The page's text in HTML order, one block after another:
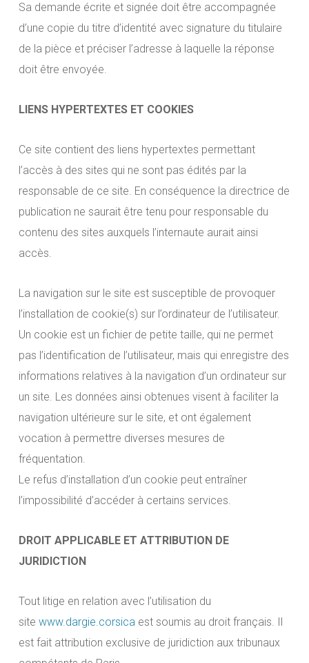
Sa demande écrite et signée doit être accompagnée
d’une copie du titre d’identité avec signature du titulaire
de la pièce et préciser l’adresse à laquelle la réponse
doit être envoyée.
LIENS HYPERTEXTES ET COOKIES
Ce site contient des liens hypertextes permettant
l’accès à des sites qui ne sont pas édités par la
responsable de ce site. En conséquence la directrice de
publication ne saurait être tenu pour responsable du
contenu des sites auxquels l’internaute aurait ainsi
accès.
La navigation sur le site est susceptible de provoquer
l’installation de cookie(s) sur l’ordinateur de l’utilisateur.
Un cookie est un fichier de petite taille, qui ne permet
pas l’identification de l’utilisateur, mais qui enregistre des
informations relatives à la navigation d’un ordinateur sur
un site. Les données ainsi obtenues visent à faciliter la
navigation ultérieure sur le site, et ont également
vocation à permettre diverses mesures de
fréquentation.
Le refus d’installation d’un cookie peut entraîner
l’impossibilité d’accéder à certains services.
DROIT APPLICABLE ET ATTRIBUTION DE
JURIDICTION
Tout litige en relation avec l’utilisation du
site www.dargie.corsicaest soumis au droit français. Il
est fait attribution exclusive de juridiction aux tribunaux